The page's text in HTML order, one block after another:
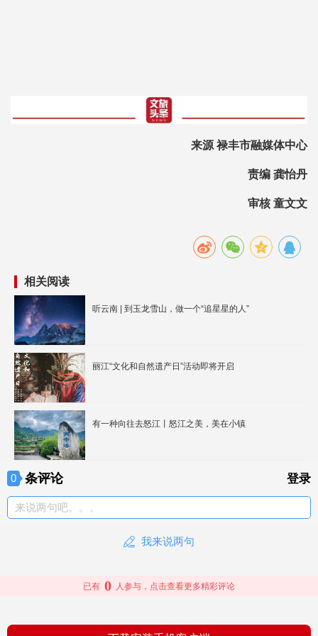
来源 禄丰市融媒体中心
责编 龚怡丹
审核 童文文
相关阅读
听云南 | 到玉龙雪山，做一个“追星星的人”
丽江“文化和自然遗产日”活动即将开启
有一种向往去怒江丨怒江之美，美在小镇
0 条评论 登录
来说两句吧。。。
我来说两句
已有 0 人参与，点击查看更多精彩评论